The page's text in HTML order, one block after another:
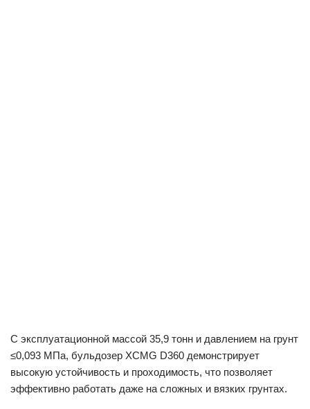
С эксплуатационной массой 35,9 тонн и давлением на грунт
≤0,093 МПа, бульдозер XCMG D360 демонстрирует
высокую устойчивость и проходимость, что позволяет
эффективно работать даже на сложных и вязких грунтах.